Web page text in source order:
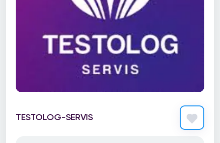
TESTOLOG-SERVIS